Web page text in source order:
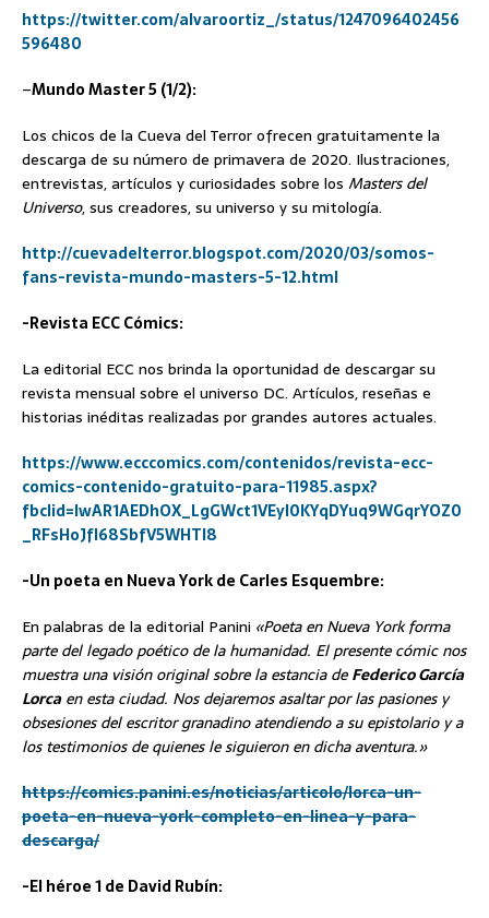
https://twitter.com/alvaroortiz_/status/1247096402456
596480
–Mundo Master 5 (1/2):
Los chicos de la Cueva del Terror ofrecen gratuitamente la
descarga de su número de primavera de 2020. Ilustraciones,
entrevistas, artículos y curiosidades sobre los Masters del
Universo, sus creadores, su universo y su mitología.
http://cuevadelterror.blogspot.com/2020/03/somos-
fans-revista-mundo-masters-5-12.html
-Revista ECC Cómics:
La editorial ECC nos brinda la oportunidad de descargar su
revista mensual sobre el universo DC. Artículos, reseñas e
historias inéditas realizadas por grandes autores actuales.
https://www.ecccomics.com/contenidos/revista-ecc-
comics-contenido-gratuito-para-11985.aspx?
fbclid=IwAR1AEDhOX_LgGWct1VEyl0KYqDYuq9WGqrYOZ0
_RFsHoJfl68SbfV5WHTl8
-Un poeta en Nueva York de Carles Esquembre:
En palabras de la editorial Panini «Poeta en Nueva York forma
parte del legado poético de la humanidad. El presente cómic nos
muestra una visión original sobre la estancia deFederico García
Lorcaen esta ciudad. Nos dejaremos asaltar por las pasiones y
obsesiones del escritor granadino atendiendo a su epistolario y a
los testimonios de quienes le siguieron en dicha aventura.»
https://comics.panini.es/noticias/articolo/lorca-un-
poeta-en-nueva-york-completo-en-linea-y-para-
descarga/
-El héroe 1 de David Rubín: